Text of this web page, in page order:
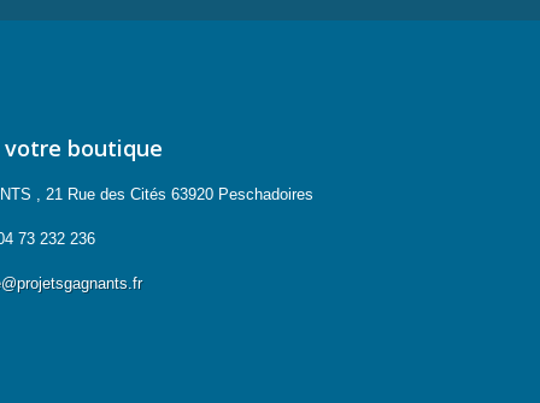
boutique
, 21 Rue des Cités 63920 Peschadoires
73 232 236